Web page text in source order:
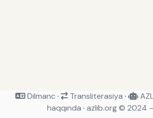
Dilmanc · Transliterasiya ·
haqqında · azlib.org © 2024